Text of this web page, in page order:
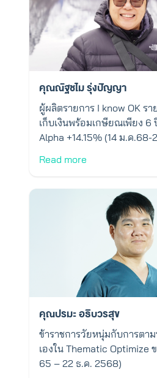
คุณณัฐชไม รุ่งปัญญา
ผู้ผลิตรายการ I know OK รา
เก็บเงินพร้อมเกษียณเพียง 6
Alpha +14.15% (14 ม.ค.68-
Read more
คุณปรมะ อธิบวรสุข
ข้าราชการวัยหนุ่มกับการตา
เองใน Thematic Optimize
65 – 22 ธ.ค. 2568)